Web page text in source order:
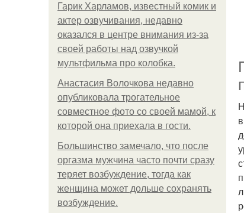
Гарик Харламов, известный комик и
актер озвучивания, недавно
оказался в центре внимания из-за
своей работы над озвучкой
мультфильма про колобка.
Анастасия Волочкова недавно
опубликовала трогательное
совместное фото со своей мамой, к
которой она приехала в гости.
Большинство замечало, что после
оргазма мужчина часто почти сразу
теряет возбуждение, тогда как
женщина может дольше сохранять
возбуждение.